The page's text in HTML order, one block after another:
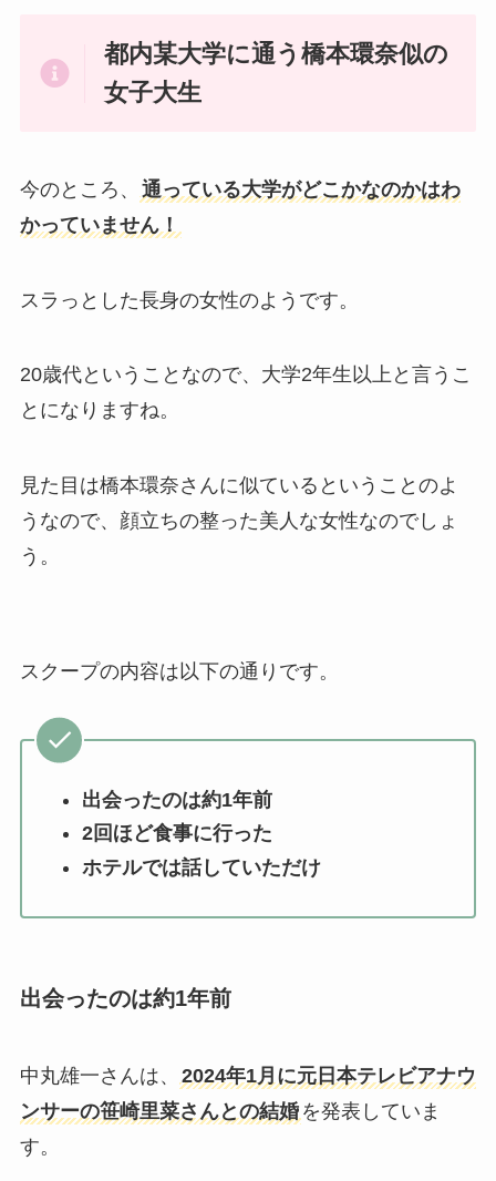
都内某大学に通う橋本環奈似の
女子大生
今のところ、
通っている大学がどこかなのかはわ
かっていません！
スラっとした長身の女性のようです。
20歳代ということなので、大学2年生以上と言うこ
とになりますね。
見た目は橋本環奈さんに似ているということのよ
うなので、顔立ちの整った美人な女性なのでしょ
う。
スクープの内容は以下の通りです。
出会ったのは約1年前
2回ほど食事に行った
ホテルでは話していただけ
出会ったのは約1年前
中丸雄一さんは、
2024年1月に元日本テレビアナウ
ンサーの笹崎里菜さんとの結婚 を発表していま
す。